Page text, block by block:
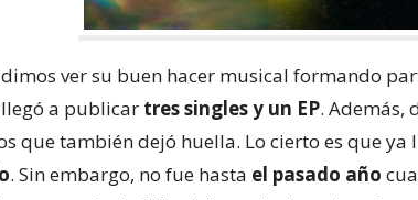
ver su buen hacer musical formando
llegó a publicar tres singles y un EP. Además,
que también dejó huella. Lo cierto es que
. Sin embargo, no fue hasta el pasado año